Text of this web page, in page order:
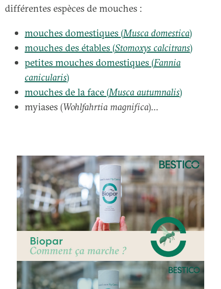
différentes espèces de mouches :
mouches domestiques (Musca domestica)
mouches des étables (Stomoxys calcitrans)
petites mouches domestiques (Fannia
canicularis)
mouches de la face (Musca autumnalis)
myiases (Wohlfahrtia magnifica)...